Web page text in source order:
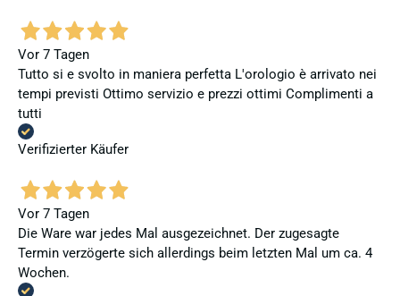
Vor 7 Tagen
Tutto si e svolto in maniera perfetta L'orologio è arrivato nei
tempi previsti Ottimo servizio e prezzi ottimi Complimenti a
tutti
Verifizierter Käufer
Vor 7 Tagen
Die Ware war jedes Mal ausgezeichnet. Der zugesagte
Termin verzögerte sich allerdings beim letzten Mal um ca. 4
Wochen.